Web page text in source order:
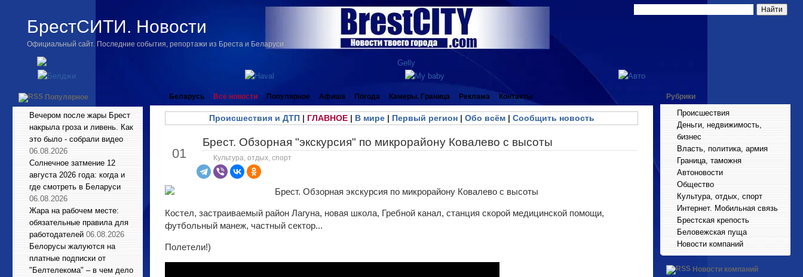
БрестСИТИ. Новости
Официальный сайт. Последние события, репортажи из Бреста и Беларуси
Популярное
Вечером после жары Брест
накрыла гроза и ливень. Как
это было - собрали видео
06.08.2026
Солнечное затмение 12
августа 2026 года: когда и
где смотреть в Беларуси
06.08.2026
Жара на рабочем месте:
обязательные правила для
работодателей 06.08.2026
Белорусы жалуются на
платные подписки от
"Белтелекома" – в чем дело
Беларусь Все новости Популярное Афиша Погода Камеры. Граница Реклама Контакты
Происшествия и ДТП| ГЛАВНОЕ| В мире| Первый регион| Обо всём| Сообщить новость
01
Брест. Обзорная "экскурсия" по микрорайону Ковалево с высоты
Культура, отдых, спорт
Костел, застраиваемый район Лагуна, новая школа, Гребной канал, станция скорой медицинской помощи,
футбольный манеж, частный сектор...
Полетели!)
Рубрики
Происшествия
Деньги, недвижимость,
бизнес
Власть, политика, армия
Граница, таможня
Автоновости
Общество
Культура, отдых, спорт
Интернет. Мобильная связь
Брестская крепость
Беловежская пуща
Новости компаний
Новости компаний